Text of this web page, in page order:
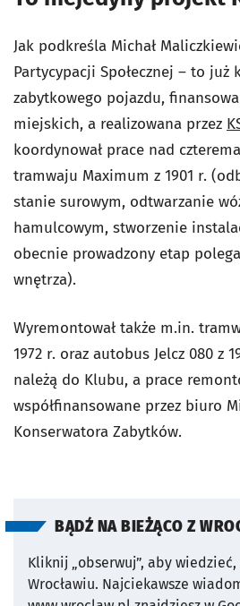
Jak podkreśla Michał
Partycypacji Społecznej – to
zabytkowego pojazdu,
miejskich, a realizowana przez
koordynował prace nad
tramwaju Maximum z 1901 r. (
stanie surowym, odtwarzanie
hamulcowym, stworzenie
obecnie prowadzony etap
wnętrza).
Wyremontował także m.in.
1972 r. oraz autobus Jelcz 080 z
należą do Klubu, a prace
współfinansowane przez biuro
Konserwatora Zabytków.
BĄDŹ NA BIEŻĄCO Z
Kliknij „obserwuj”, aby
Wrocławiu. Najciekawsze